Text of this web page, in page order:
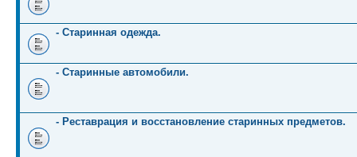
- Старинная одежда.
- Старинные автомобили.
- Реставрация и восстановление старинных предметов.